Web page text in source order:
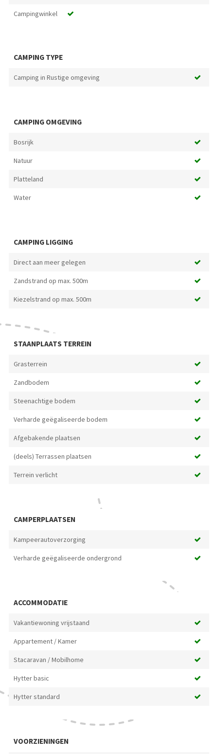
Campingwinkel
CAMPING TYPE
Camping in Rustige omgeving
CAMPING OMGEVING
Bosrijk
Natuur
Platteland
Water
CAMPING LIGGING
Direct aan meer gelegen
Zandstrand op max. 500m
Kiezelstrand op max. 500m
STAANPLAATS TERREIN
Grasterrein
Zandbodem
Steenachtige bodem
Verharde geëgaliseerde bodem
Afgebakende plaatsen
(deels) Terrassen plaatsen
Terrein verlicht
CAMPERPLAATSEN
Kampeerautoverzorging
Verharde geëgaliseerde ondergrond
ACCOMMODATIE
Vakantiewoning vrijstaand
Appartement / Kamer
Stacaravan / Mobilhome
Hytter basic
Hytter standard
VOORZIENINGEN